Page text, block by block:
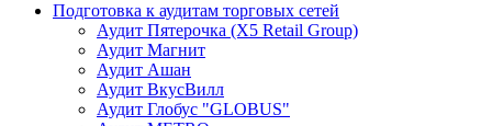
Подготовка к аудитам торговых сетей
Аудит Пятерочка (X5 Retail Group)
Аудит Магнит
Аудит Ашан
Аудит ВкусВилл
Аудит Глобус "GLOBUS"